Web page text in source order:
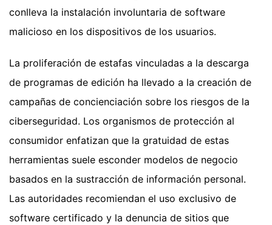
conlleva la instalación involuntaria de software
malicioso en los dispositivos de los usuarios.
La proliferación de estafas vinculadas a la descarga
de programas de edición ha llevado a la creación de
campañas de concienciación sobre los riesgos de la
ciberseguridad. Los organismos de protección al
consumidor enfatizan que la gratuidad de estas
herramientas suele esconder modelos de negocio
basados en la sustracción de información personal.
Las autoridades recomiendan el uso exclusivo de
software certificado y la denuncia de sitios que